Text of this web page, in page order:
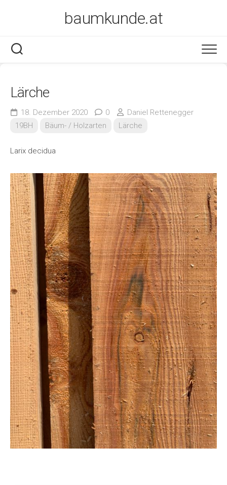
baumkunde.at
Lärche
18. Dezember 2020 0
Daniel Rettenegger
19BH
Bäum- / Holzarten Lärche
Larix decidua